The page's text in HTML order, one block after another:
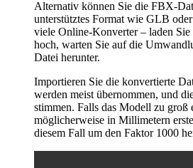
Alternativ können Sie die FBX-
unterstütztes Format wie GLB
viele Online-Konverter – laden
hoch, warten Sie auf die
Datei herunter.
Importieren Sie die konvertierte
werden meist übernommen, und
stimmen. Falls das Modell zu groß
möglicherweise in Millimetern
diesem Fall um den Faktor 1000